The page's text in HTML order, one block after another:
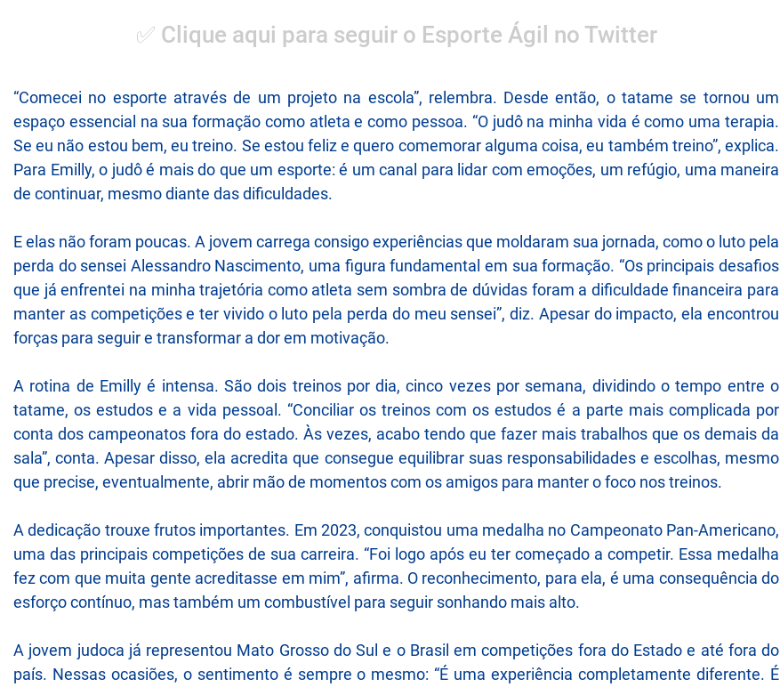
✅ Clique aqui para seguir o Esporte Ágil no Twitter
“Comecei no esporte através de um projeto na escola”, relembra. Desde então, o tatame se tornou um
espaço essencial na sua formação como atleta e como pessoa. “O judô na minha vida é como uma terapia.
Se eu não estou bem, eu treino. Se estou feliz e quero comemorar alguma coisa, eu também treino”, explica.
Para Emilly, o judô é mais do que um esporte: é um canal para lidar com emoções, um refúgio, uma maneira
de continuar, mesmo diante das dificuldades.
E elas não foram poucas. A jovem carrega consigo experiências que moldaram sua jornada, como o luto pela
perda do sensei Alessandro Nascimento, uma figura fundamental em sua formação. “Os principais desafios
que já enfrentei na minha trajetória como atleta sem sombra de dúvidas foram a dificuldade financeira para
manter as competições e ter vivido o luto pela perda do meu sensei”, diz. Apesar do impacto, ela encontrou
forças para seguir e transformar a dor em motivação.
A rotina de Emilly é intensa. São dois treinos por dia, cinco vezes por semana, dividindo o tempo entre o
tatame, os estudos e a vida pessoal. “Conciliar os treinos com os estudos é a parte mais complicada por
conta dos campeonatos fora do estado. Às vezes, acabo tendo que fazer mais trabalhos que os demais da
sala”, conta. Apesar disso, ela acredita que consegue equilibrar suas responsabilidades e escolhas, mesmo
que precise, eventualmente, abrir mão de momentos com os amigos para manter o foco nos treinos.
A dedicação trouxe frutos importantes. Em 2023, conquistou uma medalha no Campeonato Pan-Americano,
uma das principais competições de sua carreira. “Foi logo após eu ter começado a competir. Essa medalha
fez com que muita gente acreditasse em mim”, afirma. O reconhecimento, para ela, é uma consequência do
esforço contínuo, mas também um combustível para seguir sonhando mais alto.
A jovem judoca já representou Mato Grosso do Sul e o Brasil em competições fora do Estado e até fora do
país. Nessas ocasiões, o sentimento é sempre o mesmo: “É uma experiência completamente diferente. É